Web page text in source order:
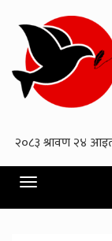
Toggle
navigation